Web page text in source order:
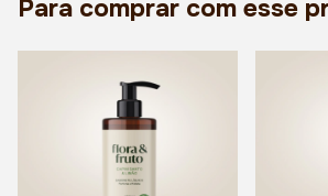
Para comprar com esse